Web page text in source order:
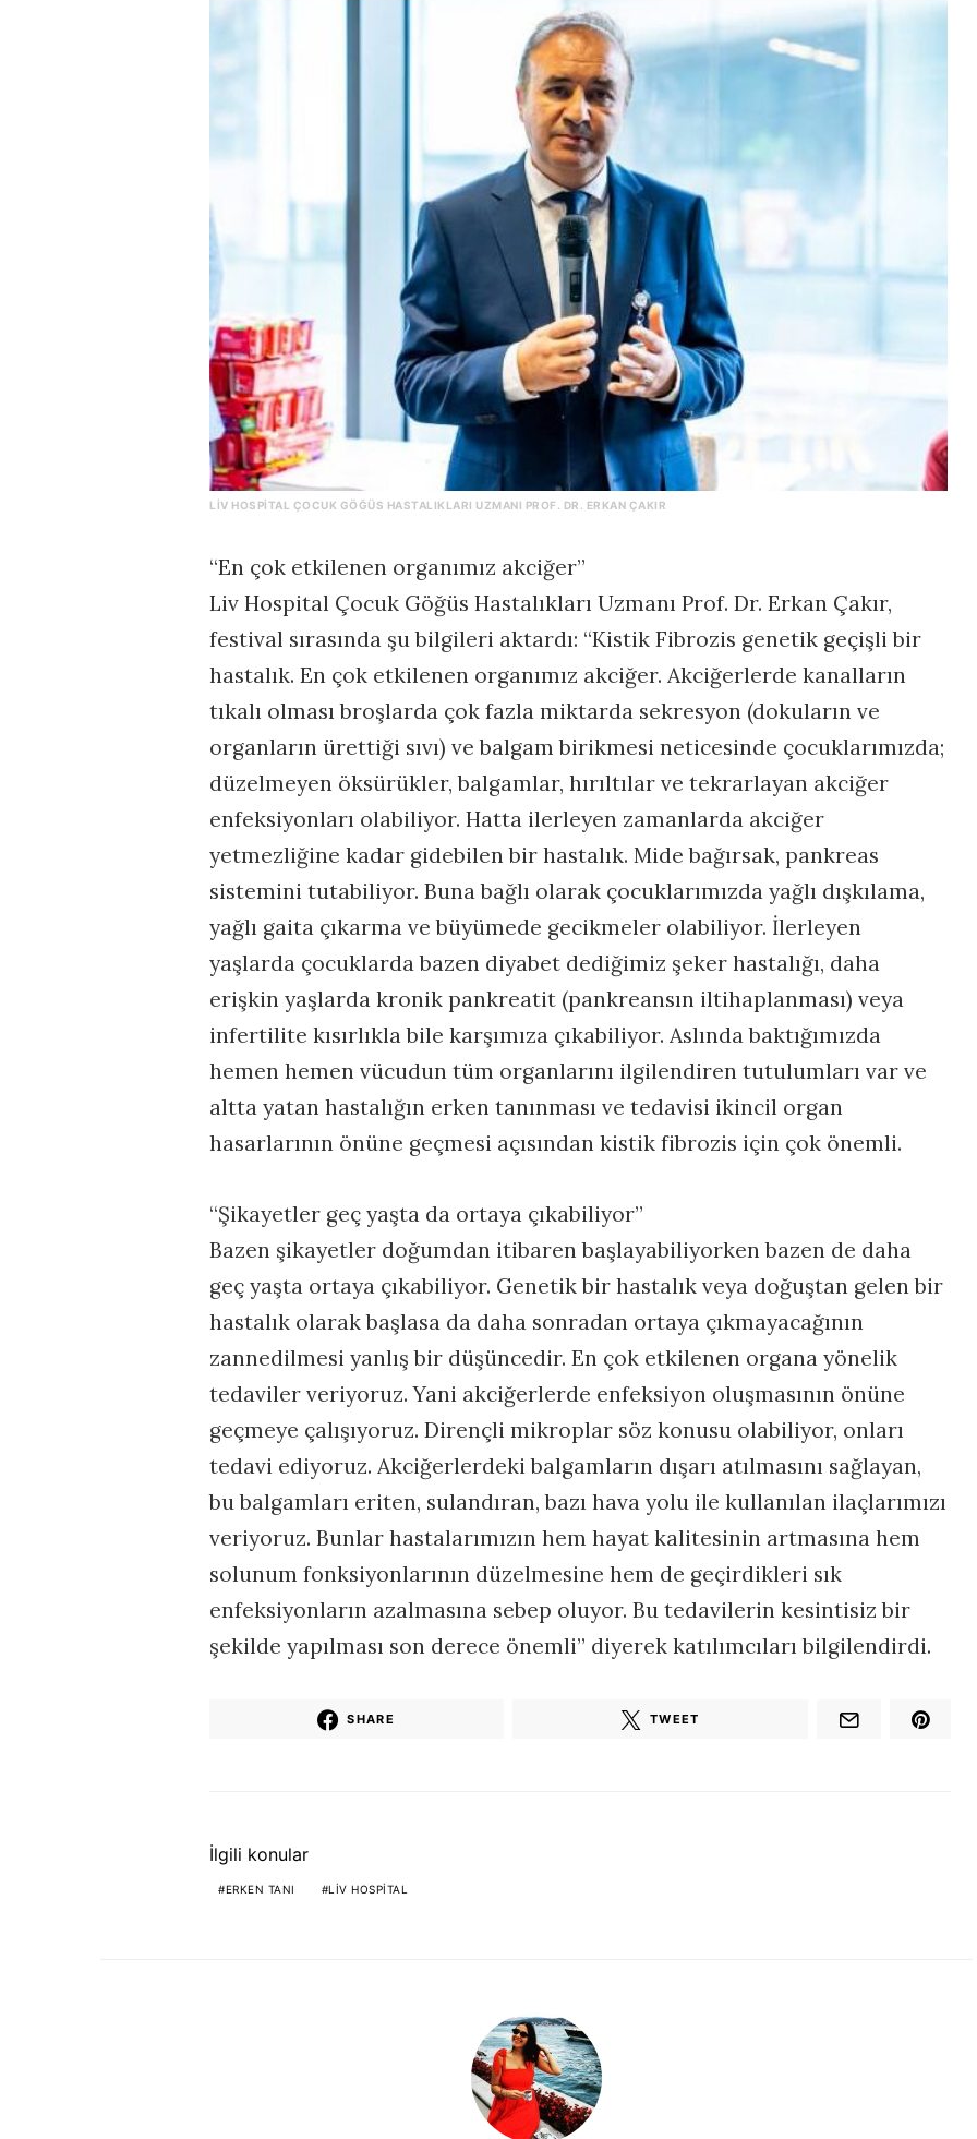
LIV HOSPITAL ÇOCUK GÖĞÜS HASTALIKLARI UZMANI PROF. DR. ERKAN ÇAKIR
“En çok etkilenen organımız akciğer”
Liv Hospital Çocuk Göğüs Hastalıkları Uzmanı Prof. Dr. Erkan Çakır,
festival sırasında şu bilgileri aktardı: “Kistik Fibrozis genetik geçişli bir
hastalık. En çok etkilenen organımız akciğer. Akciğerlerde kanalların
tıkalı olması broşlarda çok fazla miktarda sekresyon (dokuların ve
organların ürettiği sıvı) ve balgam birikmesi neticesinde çocuklarımızda;
düzelmeyen öksürükler, balgamlar, hırıltılar ve tekrarlayan akciğer
enfeksiyonları olabiliyor. Hatta ilerleyen zamanlarda akciğer
yetmezliğine kadar gidebilen bir hastalık. Mide bağırsak, pankreas
sistemini tutabiliyor. Buna bağlı olarak çocuklarımızda yağlı dışkılama,
yağlı gaita çıkarma ve büyümede gecikmeler olabiliyor. İlerleyen
yaşlarda çocuklarda bazen diyabet dediğimiz şeker hastalığı, daha
erişkin yaşlarda kronik pankreatit (pankreansın iltihaplanması) veya
infertilite kısırlıkla bile karşımıza çıkabiliyor. Aslında baktığımızda
hemen hemen vücudun tüm organlarını ilgilendiren tutulumları var ve
altta yatan hastalığın erken tanınması ve tedavisi ikincil organ
hasarlarının önüne geçmesi açısından kistik fibrozis için çok önemli.
“Şikayetler geç yaşta da ortaya çıkabiliyor”
Bazen şikayetler doğumdan itibaren başlayabiliyorken bazen de daha
geç yaşta ortaya çıkabiliyor. Genetik bir hastalık veya doğuştan gelen bir
hastalık olarak başlasa da daha sonradan ortaya çıkmayacağının
zannedilmesi yanlış bir düşüncedir. En çok etkilenen organa yönelik
tedaviler veriyoruz. Yani akciğerlerde enfeksiyon oluşmasının önüne
geçmeye çalışıyoruz. Dirençli mikroplar söz konusu olabiliyor, onları
tedavi ediyoruz. Akciğerlerdeki balgamların dışarı atılmasını sağlayan,
bu balgamları eriten, sulandıran, bazı hava yolu ile kullanılan ilaçlarımızı
veriyoruz. Bunlar hastalarımızın hem hayat kalitesinin artmasına hem
solunum fonksiyonlarının düzelmesine hem de geçirdikleri sık
enfeksiyonların azalmasına sebep oluyor. Bu tedavilerin kesintisiz bir
şekilde yapılması son derece önemli” diyerek katılımcıları bilgilendirdi.
SHARE TWEET
İlgili konular
ERKEN TANI LIV HOSPITAL